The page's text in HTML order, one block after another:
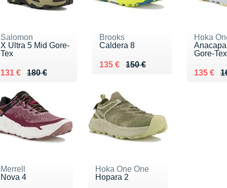
Salomon
X Ultra 5 Mid Gore-
Tex
180 €
Au lieu de 180 €
131 €
Vendu 131 €
Brooks
Caldera 8
150 €
Au lieu de 150 €
135 €
Vendu 135 €
Hoka
Gore-Tex
Au lieu
135 €
Vendu
Merrell
Nova 4
Hoka One One
Hopara 2